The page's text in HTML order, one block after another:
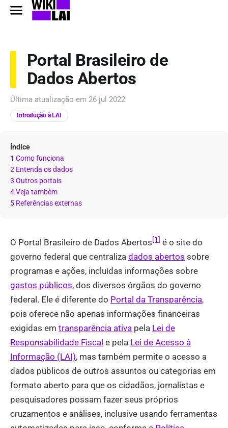
Portal Brasileiro de
Dados Abertos
Última atualização em 26 jul 2022
Introdução à LAI
Índice
1 Como funciona
2 Entenda os dados
3 Outros portais
4 Veja também
5 Referências externas
O Portal Brasileiro de Dados Abertos[1] é o site do
governo federal que centraliza dados abertos sobre
programas e ações, incluídas informações sobre
gastos públicos, dos diversos órgãos do governo
federal. Ele é diferente do Portal da Transparência,
pois oferece não apenas informações financeiras
exigidas em transparência ativa pela Lei de
Responsabilidade Fiscal e pela Lei de Acesso à
Informação (LAI), mas também permite o acesso a
dados públicos de outros assuntos ou categorias em
formato aberto para que os cidadãos, jornalistas e
pesquisadores possam fazer seus próprios
cruzamentos e análises, inclusive usando ferramentas